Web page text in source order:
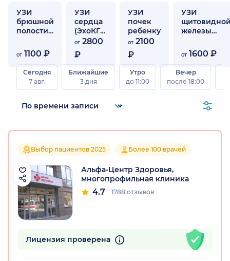
УЗИ
брюшной
полости
от 1100 ₽
УЗИ
сердца
(ЭхоКГ)
ребенку
от 2800
₽
УЗИ
почек
ребенку
от 2100
₽
УЗИ
железы
от 1600 ₽
Сегодня
7 авг.
Ближайшие
3 дня
Утро
до 11:00
Вечер
после 18:00
Выбор пациентов 2025 Более 100 врачей
Альфа-Центр Здоровья,
многопрофильная клиника
4.7 1788 отзывов
Лицензия проверена